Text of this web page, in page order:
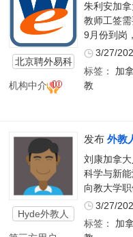
北京聘外易科
机构中介
朱利安加
教师工签
9月份到岗
3/27/
标签： 加
教
Hyde外教人
发布 外教
刘康加拿
科学与新
向教大学
和。3/27/
标签： 加